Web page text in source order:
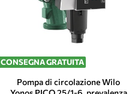
CONSEGNA GRATUITA
Pompa di circolazione Wilo